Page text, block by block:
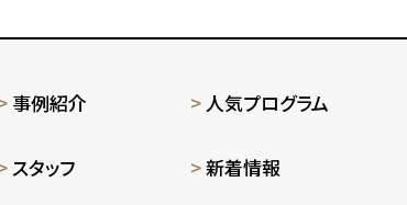
事例紹介
スタッフ
人気プログラム
新着情報